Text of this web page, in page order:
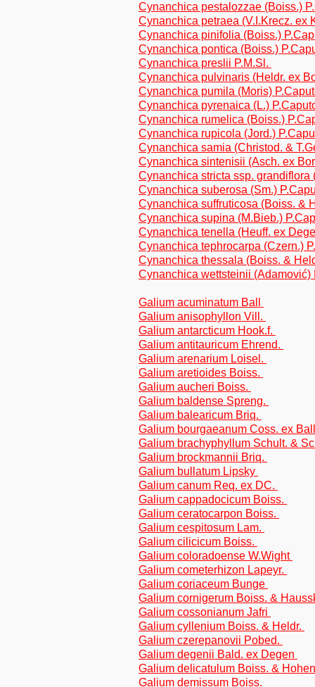
Cynanchica pestalozzae (Boiss.)
Cynanchica petraea (V.I.Krecz. ex
Cynanchica pinifolia (Boiss.)
Cynanchica pontica (Boiss.)
Cynanchica preslii P.M.Sl.
Cynanchica pulvinaris (Heldr. ex
Cynanchica pumila (Moris)
Cynanchica pyrenaica (L.)
Cynanchica rumelica (Boiss.)
Cynanchica rupicola (Jord.)
Cynanchica samia (Christod. &
Cynanchica sintenisii (Asch. ex
Cynanchica stricta ssp. grandiflora
Cynanchica suberosa (Sm.)
Cynanchica suffruticosa (Boiss. &
Cynanchica supina (M.Bieb.)
Cynanchica tenella (Heuff. ex
Cynanchica tephrocarpa (Czern.)
Cynanchica thessala (Boiss. &
Cynanchica wettsteinii
Galium acuminatum Ball
Galium anisophyllon Vill.
Galium antarcticum Hook.f.
Galium antitauricum Ehrend.
Galium arenarium Loisel.
Galium aretioides Boiss.
Galium aucheri Boiss.
Galium baldense Spreng.
Galium balearicum Briq.
Galium bourgaeanum Coss. ex
Galium brachyphyllum Schult. &
Galium brockmannii Briq.
Galium bullatum Lipsky
Galium canum Req. ex DC.
Galium cappadocicum Boiss.
Galium ceratocarpon Boiss.
Galium cespitosum Lam.
Galium cilicicum Boiss.
Galium coloradoense W.Wight
Galium cometerhizon Lapeyr.
Galium coriaceum Bunge
Galium cornigerum Boiss. &
Galium cossonianum Jafri
Galium cyllenium Boiss. & Heldr.
Galium czerepanovii Pobed.
Galium degenii Bald. ex Degen
Galium delicatulum Boiss. &
Galium demissum Boiss.